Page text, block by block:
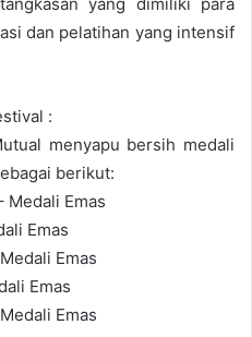
dan pelatihan yang intensif
:
menyapu bersih medali
berikut:
Medali Emas
Emas
Emas
Emas
Emas